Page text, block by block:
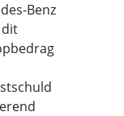
Benz
dit